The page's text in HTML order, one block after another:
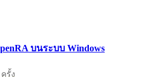
บนระบบ Windows
รั้ง